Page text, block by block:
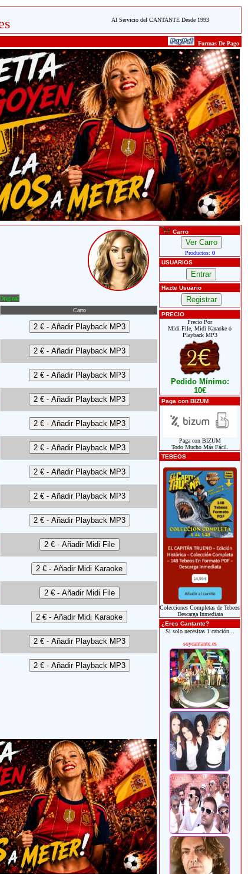
Al Servicio del CANTANTE Desde 1993
Formas De Pago
Carro
Carro
Productos: 0
USUARIOS
Hazte Usuario
PRECIO
Precio Por
Midi File, Midi Karaoke ó
Playback MP3
Pedido Mínimo:
10€
Paga con BIZUM
Paga con BIZUM
Todo Mucho Más Fácil.
TEBEOS
Colecciones Completas de Tebeos
Descarga Inmediata
¿Eres Cantante?
Si solo necesitas 1 canción...
soycantante.es